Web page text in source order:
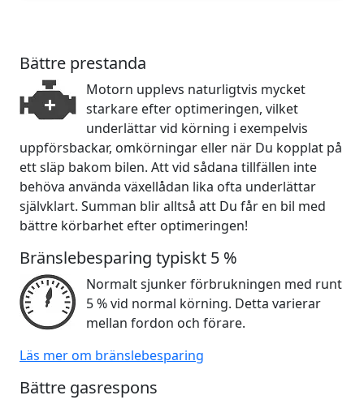
Bättre prestanda
Motorn upplevs naturligtvis mycket
starkare efter optimeringen, vilket
underlättar vid körning i exempelvis
uppförsbackar, omkörningar eller när Du kopplat på
ett släp bakom bilen. Att vid sådana tillfällen inte
behöva använda växellådan lika ofta underlättar
självklart. Summan blir alltså att Du får en bil med
bättre körbarhet efter optimeringen!
Bränslebesparing typiskt 5 %
Normalt sjunker förbrukningen med runt
5 % vid normal körning. Detta varierar
mellan fordon och förare.
Läs mer om bränslebesparing
Bättre gasrespons